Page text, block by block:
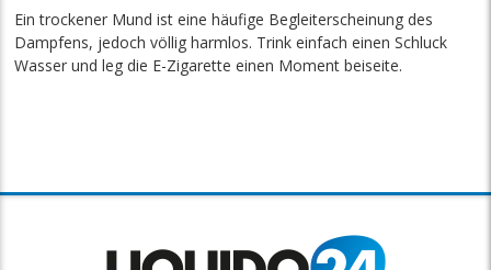
Ein trockener Mund ist eine häufige Begleiterscheinung des
Dampfens, jedoch völlig harmlos. Trink einfach einen Schluck
Wasser und leg die E-Zigarette einen Moment beiseite.